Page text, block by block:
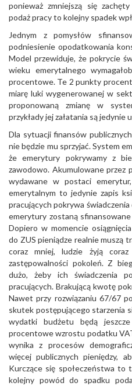
ponieważ zmniejszą się
podaż pracy to kolejny spadek
Jednym z pomysłów
podniesienie opodatkowania
Model przewiduje, że pokrycie
wieku emerytalnego
procentowe. Te 2 punkty
miarę luki wygenerowanej w
proponowaną zmianę w
przykłady jej załatania są jedynie
Dla sytuacji finansów
nie będzie mu sprzyjać. System
że emerytury pokrywamy z
zawodowo. Akumulowane przez
wydawane w postaci
emerytalnym to jedynie zapis
pracujących pokrywa
emerytury zostaną
Dopiero w momencie
do ZUS pieniądze realnie muszą
coraz mniej, ludzie żyją
zastępowalności pokoleń. Z
dużo, żeby ich świadczenia
pracujących. Brakującą kwotę
Nawet przy rozwiązaniu 67/67
skutek postępującego starzenia
wydatki budżetu będą
procentowe wzrostu podatku
wynika z procesów
więcej publicznych pieniędzy,
Kurczące się społeczeństwa to
kolejny powód do spadku